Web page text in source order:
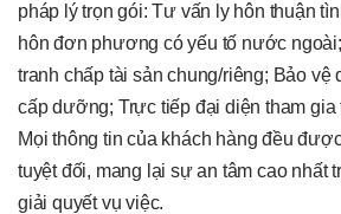
pháp lý trọn gói: Tư vấn ly hôn thuận
hôn đơn phương có yếu tố nước
tranh chấp tài sản chung/riêng; Bảo vệ
cấp dưỡng; Trực tiếp đại diện tham gia
Mọi thông tin của khách hàng đều
tuyệt đối, mang lại sự an tâm cao nhất
giải quyết vụ việc.